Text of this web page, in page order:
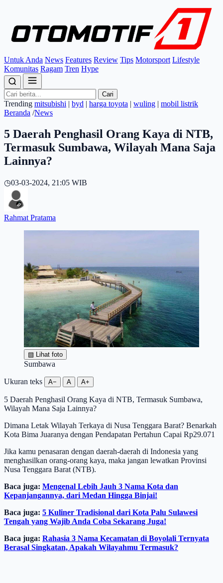
Untuk Anda News Features Review Tips Motorsport Lifestyle
Komunitas Ragam Tren Hype
Cari
Trending mitsubishi | byd | harga toyota | wuling | mobil listrik
Beranda /News
5 Daerah Penghasil Orang Kaya di NTB,
Termasuk Sumbawa, Wilayah Mana Saja
Lainnya?
◷03-03-2024, 21:05 WIB
Rahmat Pratama
▧ Lihat foto
Sumbawa
Ukuran teks A− A A+
5 Daerah Penghasil Orang Kaya di NTB, Termasuk Sumbawa,
Wilayah Mana Saja Lainnya?
Dimana Letak Wilayah Terkaya di Nusa Tenggara Barat? Benarkah
Kota Bima Juaranya dengan Pendapatan Pertahun Capai Rp29.071
Jika kamu penasaran dengan daerah-daerah di Indonesia yang
menghasilkan orang-orang kaya, maka jangan lewatkan Provinsi
Nusa Tenggara Barat (NTB).
Baca juga: Mengenal Lebih Jauh 3 Nama Kota dan
Kepanjangannya, dari Medan Hingga Binjai!
Baca juga: 5 Kuliner Tradisional dari Kota Palu Sulawesi
Tengah yang Wajib Anda Coba Sekarang Juga!
Baca juga: Rahasia 3 Nama Kecamatan di Boyolali Ternyata
Berasal Singkatan, Apakah Wilayahmu Termasuk?